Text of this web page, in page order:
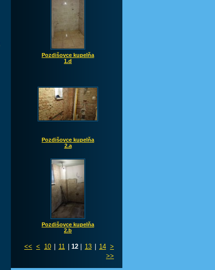
Pozdišovce kupelňa
1.d
Pozdišovce kupelňa
2.a
Pozdišovce kupelňa
2.b
<< < 10 11 12 13 14 >
>>